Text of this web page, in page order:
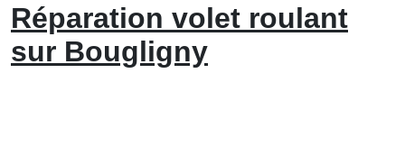
Réparation volet roulant
sur Bougligny